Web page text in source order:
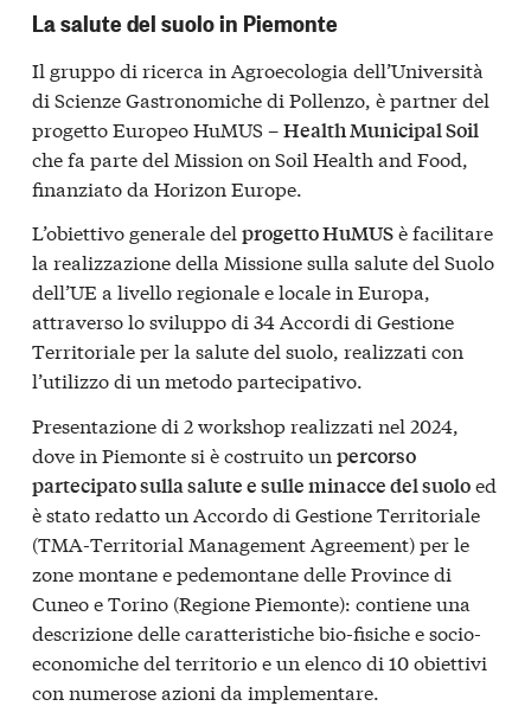
La salute del suolo in Piemonte
Il gruppo di ricerca in Agroecologia dell’Università
di Scienze Gastronomiche di Pollenzo, è partner del
progetto Europeo HuMUS –Health Municipal Soil
che fa parte del Mission on Soil Health and Food,
finanziato da Horizon Europe.
L’obiettivo generale del progetto HuMUSè facilitare
la realizzazione della Missione sulla salute del Suolo
dell’UE a livello regionale e locale in Europa,
attraverso lo sviluppo di 34 Accordi di Gestione
Territoriale per la salute del suolo, realizzati con
l’utilizzo di un metodo partecipativo.
Presentazione di 2 workshop realizzati nel 2024,
dove in Piemonte si è costruito un percorso
partecipato sulla salute e sulle minacce del suoloed
è stato redatto un Accordo di Gestione Territoriale
(TMA-Territorial Management Agreement) per le
zone montane e pedemontane delle Province di
Cuneo e Torino (Regione Piemonte): contiene una
descrizione delle caratteristiche bio-fisiche e socio-
economiche del territorio e un elenco di 10 obiettivi
con numerose azioni da implementare.